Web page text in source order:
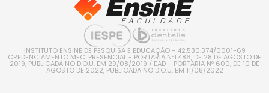
INSTITUTO ENSINE DE PESQUISA E EDUCAÇÃO - 42.530.374/0001-69
CREDENCIAMENTO MEC: PRESENCIAL - PORTARIA Nº1.486, DE 28 DE AGOSTO DE
2019, PUBLICADA NO D.O.U. EM 29/08/2019 / EAD – PORTARIA Nº 600, DE 10 DE
AGOSTO DE 2022, PUBLICADA NO D.O.U. EM 11/08/2022